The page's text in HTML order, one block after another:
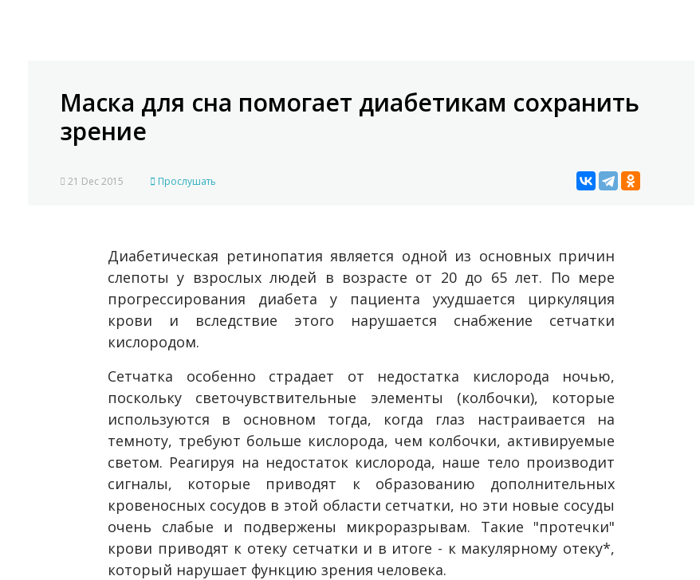
Маска для сна помогает диабетикам сохранить
зрение
21 Dec 2015 Прослушать
Диабетическая ретинопатия является одной из основных причин
слепоты у взрослых людей в возрасте от 20 до 65 лет. По мере
прогрессирования диабета у пациента ухудшается циркуляция
крови и вследствие этого нарушается снабжение сетчатки
кислородом.
Сетчатка особенно страдает от недостатка кислорода ночью,
поскольку светочувствительные элементы (колбочки), которые
используются в основном тогда, когда глаз настраивается на
темноту, требуют больше кислорода, чем колбочки, активируемые
светом. Реагируя на недостаток кислорода, наше тело производит
сигналы, которые приводят к образованию дополнительных
кровеносных сосудов в этой области сетчатки, но эти новые сосуды
очень слабые и подвержены микроразрывам. Такие "протечки"
крови приводят к отеку сетчатки и в итоге - к макулярному отеку*,
который нарушает функцию зрения человека.